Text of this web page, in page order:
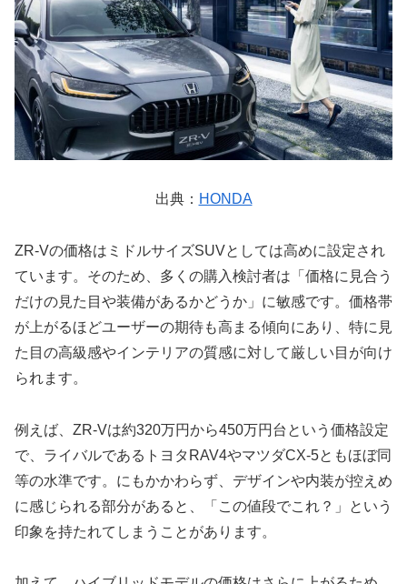
出典： HONDA
ZR-Vの価格はミドルサイズSUVとしては高めに設定され
ています。そのため、多くの購入検討者は「価格に見合う
だけの見た目や装備があるかどうか」に敏感です。価格帯
が上がるほどユーザーの期待も高まる傾向にあり、特に見
た目の高級感やインテリアの質感に対して厳しい目が向け
られます。
例えば、ZR-Vは約320万円から450万円台という価格設定
で、ライバルであるトヨタRAV4やマツダCX-5ともほぼ同
等の水準です。にもかかわらず、デザインや内装が控えめ
に感じられる部分があると、「この値段でこれ？」という
印象を持たれてしまうことがあります。